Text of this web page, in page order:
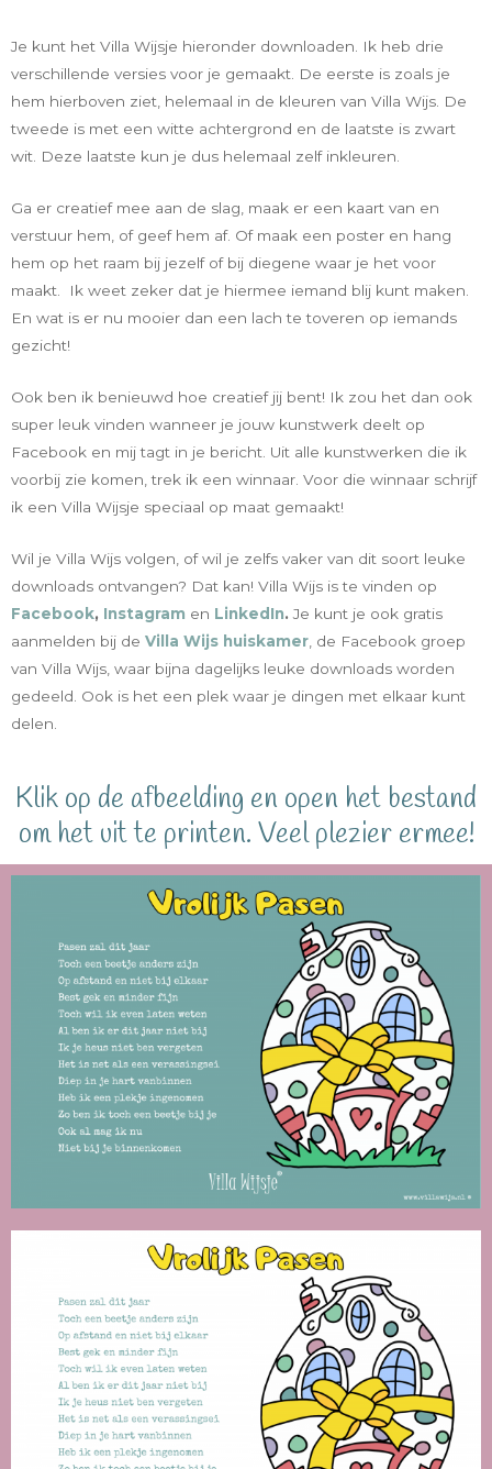
Je kunt het Villa Wijsje hieronder downloaden. Ik heb drie
verschillende versies voor je gemaakt. De eerste is zoals je
hem hierboven ziet, helemaal in de kleuren van Villa Wijs. De
tweede is met een witte achtergrond en de laatste is zwart
wit. Deze laatste kun je dus helemaal zelf inkleuren.
Ga er creatief mee aan de slag, maak er een kaart van en
verstuur hem, of geef hem af. Of maak een poster en hang
hem op het raam bij jezelf of bij diegene waar je het voor
maakt. Ik weet zeker dat je hiermee iemand blij kunt maken.
En wat is er nu mooier dan een lach te toveren op iemands
gezicht!
Ook ben ik benieuwd hoe creatief jij bent! Ik zou het dan ook
super leuk vinden wanneer je jouw kunstwerk deelt op
Facebook en mij tagt in je bericht. Uit alle kunstwerken die ik
voorbij zie komen, trek ik een winnaar. Voor die winnaar schrijf
ik een Villa Wijsje speciaal op maat gemaakt!
Wil je Villa Wijs volgen, of wil je zelfs vaker van dit soort leuke
downloads ontvangen? Dat kan! Villa Wijs is te vinden op
Facebook, Instagram en LinkedIn. Je kunt je ook gratis
aanmelden bij de Villa Wijs huiskamer , de Facebook groep
van Villa Wijs, waar bijna dagelijks leuke downloads worden
gedeeld. Ook is het een plek waar je dingen met elkaar kunt
delen.
Klik op de afbeelding en open het bestand
om het uit te printen. Veel plezier ermee!